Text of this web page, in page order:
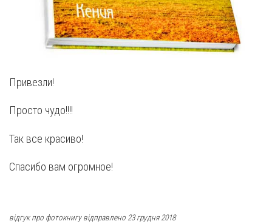
Привезли!
Просто чудо!!!!
Так все красиво!
Спасибо вам огромное!
відгук про фотокнигу відправлено 23 грудня 2018